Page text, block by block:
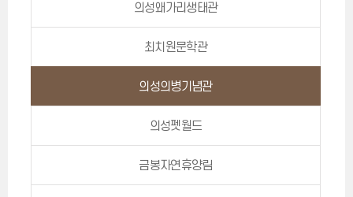
의성왜가리생태관
최치원문학관
의성의병기념관
의성펫월드
금봉자연휴양림